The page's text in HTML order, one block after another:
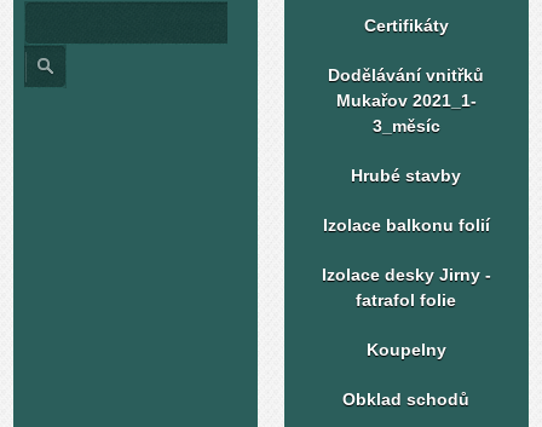
Certifikáty
Dodělávání vnitřků
Mukařov 2021_1-
3_měsíc
Hrubé stavby
Izolace balkonu folií
Izolace desky Jirny -
fatrafol folie
Koupelny
Obklad schodů